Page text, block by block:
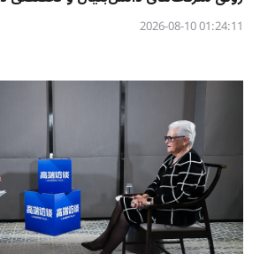
01:24:11 2026-08-10